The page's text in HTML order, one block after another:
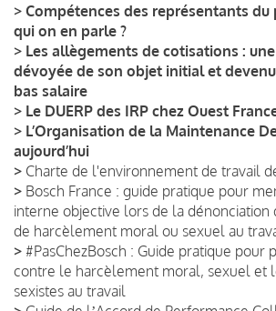
> Compétences des représentants du
qui on en parle ?
> Les allègements de cotisations :
dévoyée de son objet initial et
bas salaire
> Le DUERP des IRP chez Ouest
> L’Organisation de la Maintenance
aujourd’hui
> Charte de l'environnement de travail
> Bosch France : guide pratique pour
interne objective lors de la dénonciation
de harcèlement moral ou sexuel au
> #PasChezBosch : Guide pratique pour
contre le harcèlement moral, sexuel et
sexistes au travail